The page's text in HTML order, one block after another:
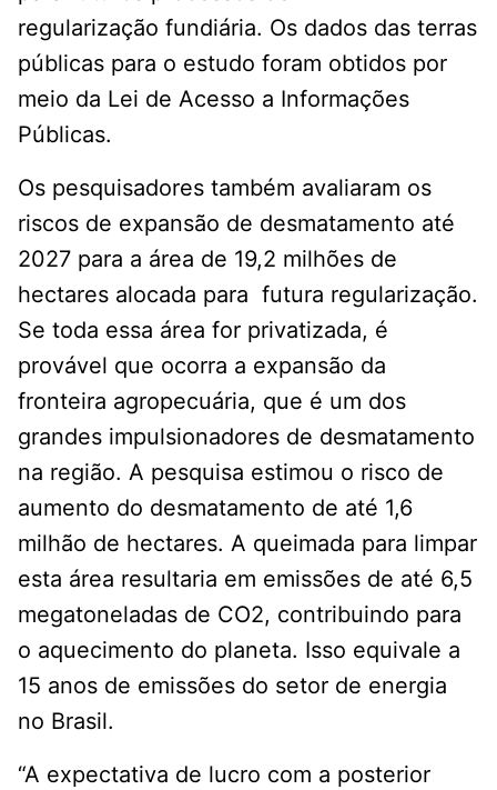
regularização fundiária. Os dados das terras
públicas para o estudo foram obtidos por
meio da Lei de Acesso a Informações
Públicas.
Os pesquisadores também avaliaram os
riscos de expansão de desmatamento até
2027 para a área de 19,2 milhões de
hectares alocada para futura regularização.
Se toda essa área for privatizada, é
provável que ocorra a expansão da
fronteira agropecuária, que é um dos
grandes impulsionadores de desmatamento
na região. A pesquisa estimou o risco de
aumento do desmatamento de até 1,6
milhão de hectares. A queimada para limpar
esta área resultaria em emissões de até 6,5
megatoneladas de CO2, contribuindo para
o aquecimento do planeta. Isso equivale a
15 anos de emissões do setor de energia
no Brasil.
“A expectativa de lucro com a posterior